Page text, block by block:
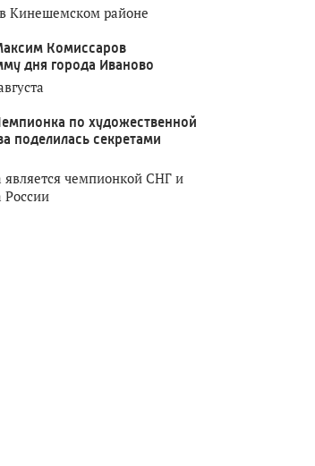
Кинешемском районе
Комиссаров
дня города Иваново
по художественной
поделилась секретами
чемпионкой СНГ и
России